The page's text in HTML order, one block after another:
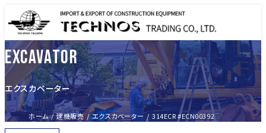
EXCAVATOR
エクスカベーター
ホーム 建機販売 エクスカベーター 314ECR #ECN00392